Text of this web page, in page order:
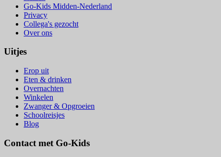
Go-Kids Midden-Nederland
Privacy
Collega's gezocht
Over ons
Uitjes
Erop uit
Eten & drinken
Overnachten
Winkelen
Zwanger & Opgroeien
Schoolreisjes
Blog
Contact met Go-Kids